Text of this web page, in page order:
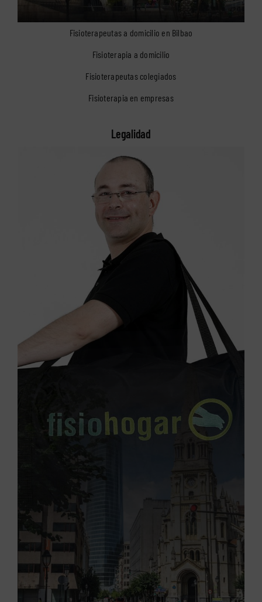
Fisioterapeutas a domicilio en Bilbao
Fisioterapia a domicilio
Fisioterapeutas colegiados
Fisioterapia en empresas
Legalidad